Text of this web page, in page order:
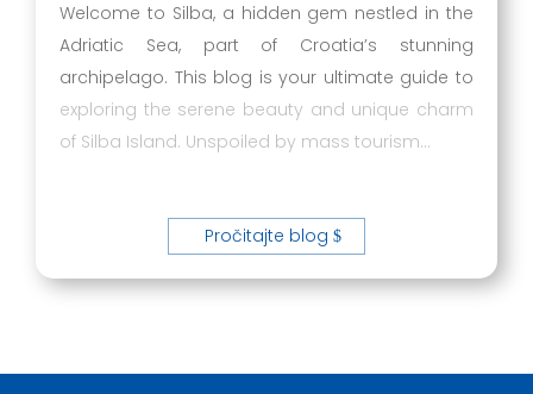
Welcome to Silba, a hidden gem nestled in the
Adriatic Sea, part of Croatia’s stunning
archipelago. This blog is your ultimate guide to
exploring the serene beauty and unique charm
of Silba Island. Unspoiled by mass tourism…
Pročitajte blog